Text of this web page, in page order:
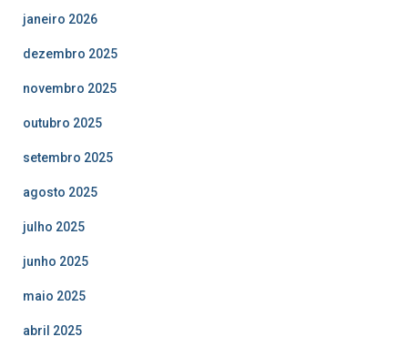
janeiro 2026
dezembro 2025
novembro 2025
outubro 2025
setembro 2025
agosto 2025
julho 2025
junho 2025
maio 2025
abril 2025